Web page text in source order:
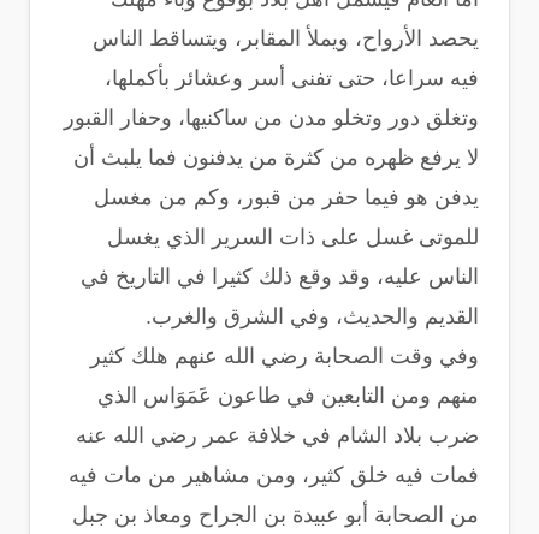
يحصد الأرواح، ويملأ المقابر، ويتساقط الناس
فيه سراعا، حتى تفنى أسر وعشائر بأكملها،
وتغلق دور وتخلو مدن من ساكنيها، وحفار القبور
لا يرفع ظهره من كثرة من يدفنون فما يلبث أن
يدفن هو فيما حفر من قبور، وكم من مغسل
للموتى غسل على ذات السرير الذي يغسل
الناس عليه، وقد وقع ذلك كثيرا في التاريخ في
القديم والحديث، وفي الشرق والغرب.
وفي وقت الصحابة رضي الله عنهم هلك كثير
منهم ومن التابعين في طاعون عَمَوَاس الذي
ضرب بلاد الشام في خلافة عمر رضي الله عنه
فمات فيه خلق كثير، ومن مشاهير من مات فيه
من الصحابة أبو عبيدة بن الجراح ومعاذ بن جبل